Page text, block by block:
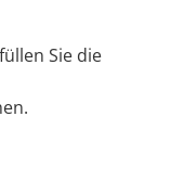
Sie die